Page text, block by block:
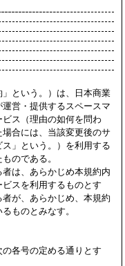
という。）は、日本商業
営・提供するスペースマ
ス（理由の如何を問わ
合には、当該変更後のサ
」という。）を利用する
のである。
は、あらかじめ本規約内
スを利用するものとす
が、あらかじめ、本規約
ものとみなす。
各号の定める通りとす